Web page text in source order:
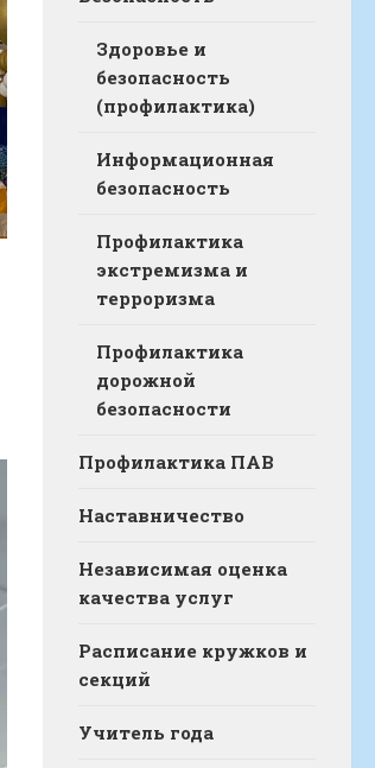
Здоровье и
безопасность
(профилактика)
Информационная
безопасность
Профилактика
экстремизма и
терроризма
Профилактика
дорожной
безопасности
Профилактика ПАВ
Наставничество
Независимая оценка
качества услуг
Расписание кружков и
секций
Учитель года